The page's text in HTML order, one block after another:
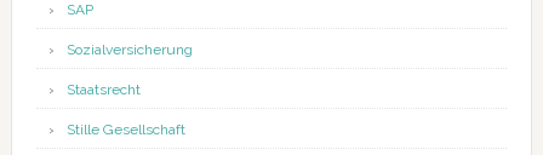
SAP
Sozialversicherung
Staatsrecht
Stille Gesellschaft